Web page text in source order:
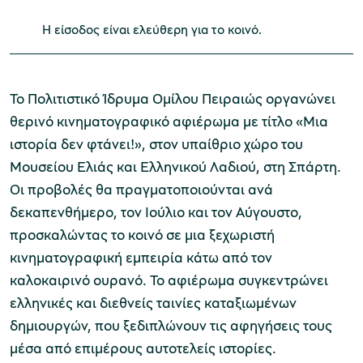
Μουσείο Περιβάλλοντος Στυμφαλίας
Μουσείο Μαστίχας Χίου
Μουσείο Αργυροτεχνίας
Η είσοδος είναι ελεύθερη για το κοινό.
Το Πολιτιστικό Ίδρυμα Ομίλου Πειραιώς οργανώνει
θερινό κινηματογραφικό αφιέρωμα με τίτλο «Μια
ιστορία δεν φτάνει!», στον υπαίθριο χώρο του
Μουσείου Ελιάς και Ελληνικού Λαδιού, στη Σπάρτη.
Οι προβολές θα πραγματοποιούνται ανά
δεκαπενθήμερο, τον Ιούλιο και τον Αύγουστο,
προσκαλώντας το κοινό σε μια ξεχωριστή
κινηματογραφική εμπειρία κάτω από τον
καλοκαιρινό ουρανό. Το αφιέρωμα συγκεντρώνει
ελληνικές και διεθνείς ταινίες καταξιωμένων
δημιουργών, που ξεδιπλώνουν τις αφηγήσεις τους
μέσα από επιμέρους αυτοτελείς ιστορίες.